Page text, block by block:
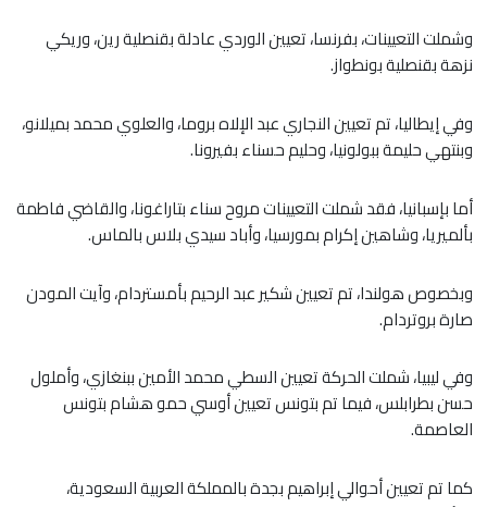
وشملت التعيينات، بفرنسا، تعيين الوردي عادلة بقنصلية رين، وريكي
نزهة بقنصلية بونطواز.
وفي إيطاليا، تم تعيين النجاري عبد الإلاه بروما، والعلوي محمد بميلانو،
وبنتهي حليمة ببولونيا، وحليم حسناء بفيرونا.
أما بإسبانيا، فقد شملت التعيينات مروح سناء بتاراغونا، والقاضي فاطمة
بألميريا، وشاهين إكرام بمورسيا، وأباد سيدي بلاس بالماس.
وبخصوص هولندا، تم تعيين شكير عبد الرحيم بأمستردام، وآيت المودن
صارة بروتردام.
وفي ليبيا، شملت الحركة تعيين السطي محمد الأمين ببنغازي، وأملول
حسن بطرابلس، فيما تم بتونس تعيين أوسي حمو هشام بتونس
العاصمة.
كما تم تعيين أحوالي إبراهيم بجدة بالمملكة العربية السعودية،